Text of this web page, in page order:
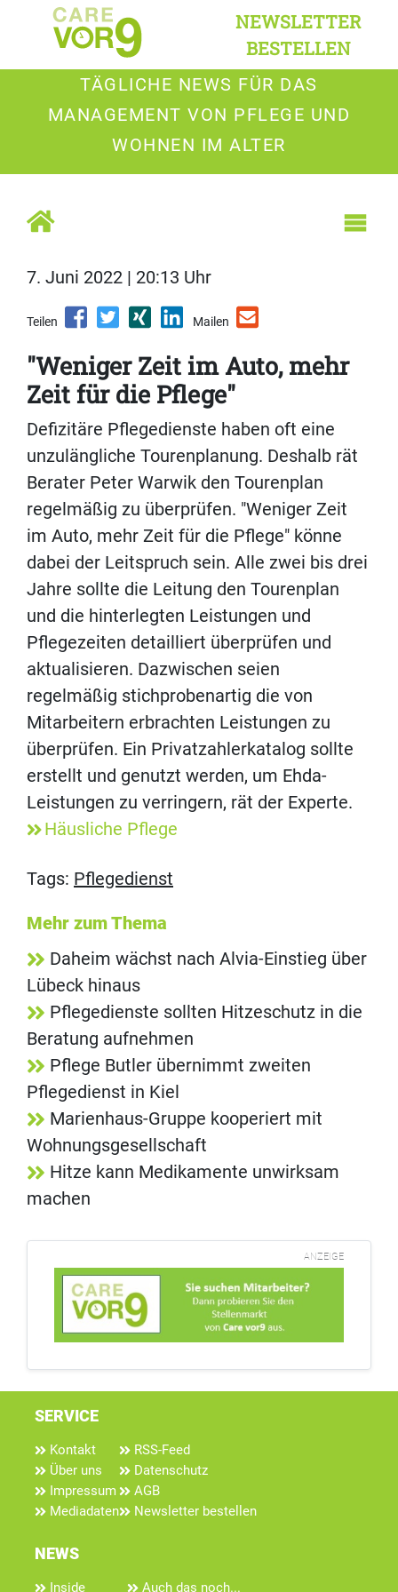
NEWSLETTER
BESTELLEN
TÄGLICHE NEWS FÜR DAS
MANAGEMENT VON PFLEGE UND
WOHNEN IM ALTER
7. Juni 2022 | 20:13 Uhr
Teilen Mailen
"Weniger Zeit im Auto, mehr
Zeit für die Pflege"
Defizitäre Pflegedienste haben oft eine
unzulängliche Tourenplanung. Deshalb rät
Berater Peter Warwik den Tourenplan
regelmäßig zu überprüfen. "Weniger Zeit
im Auto, mehr Zeit für die Pflege" könne
dabei der Leitspruch sein. Alle zwei bis drei
Jahre sollte die Leitung den Tourenplan
und die hinterlegten Leistungen und
Pflegezeiten detailliert überprüfen und
aktualisieren. Dazwischen seien
regelmäßig stichprobenartig die von
Mitarbeitern erbrachten Leistungen zu
überprüfen. Ein Privatzahlerkatalog sollte
erstellt und genutzt werden, um Ehda-
Leistungen zu verringern, rät der Experte.
Häusliche Pflege
Tags: Pflegedienst
Mehr zum Thema
Daheim wächst nach Alvia-Einstieg über
Lübeck hinaus
Pflegedienste sollten Hitzeschutz in die
Beratung aufnehmen
Pflege Butler übernimmt zweiten
Pflegedienst in Kiel
Marienhaus-Gruppe kooperiert mit
Wohnungsgesellschaft
Hitze kann Medikamente unwirksam
machen
ANZEIGE
SERVICE
Kontakt
Über uns
Impressum
Mediadaten
RSS-Feed
Datenschutz
AGB
Newsletter bestellen
NEWS
Inside Auch das noch...